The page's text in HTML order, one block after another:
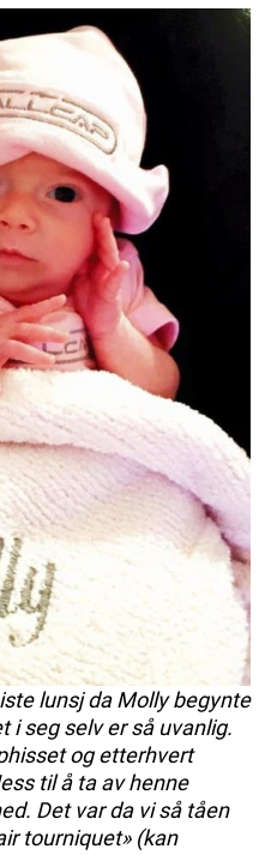
lunsj da Molly begynte
i seg selv er så uvanlig.
og etterhvert
til å ta av henne
Det var da vi så tåen
tourniquet» (kan